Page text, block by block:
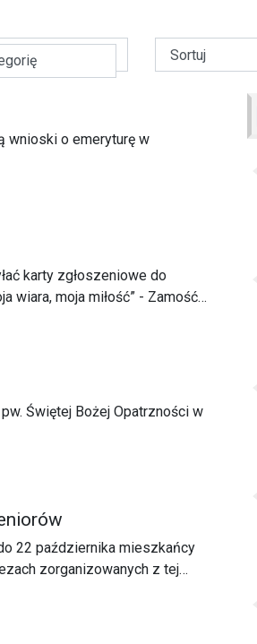
wnioski o emeryturę w
karty zgłoszeniowe do
wiara, moja miłość” - Zamość
Świętej Bożej Opatrzności w
22 października mieszkańcy
zorganizowanych z tej